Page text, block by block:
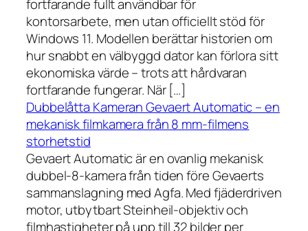
fortfarande fullt användbar för
kontorsarbete, men utan officiellt stöd för
Windows 11. Modellen berättar historien om
hur snabbt en välbyggd dator kan förlora sitt
ekonomiska värde – trots att hårdvaran
fortfarande fungerar. När […]
Dubbelåtta Kameran Gevaert Automatic – en
mekanisk filmkamera från 8 mm-filmens
storhetstid
Gevaert Automatic är en ovanlig mekanisk
dubbel-8-kamera från tiden före Gevaerts
sammanslagning med Agfa. Med fjäderdriven
motor, utbytbart Steinheil-objektiv och
filmhastigheter på upp till 32 bilder per